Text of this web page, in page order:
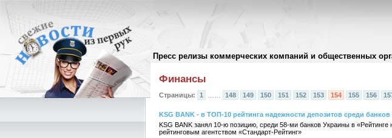
Пресс релизы коммерческих компаний и общественных
Архив пресс-релизов//
Финансы
Страницы: 1 148 149 150 151 152 153 154 155 156
KSG BANK - в ТОП-10 рейтинга надежности депозитов среди
KSG BANK занял 10-ю позицию, среди 58-ми банков Украины в «Рейтинге
рейтинговым агентством «Стандарт-Рейтинг»